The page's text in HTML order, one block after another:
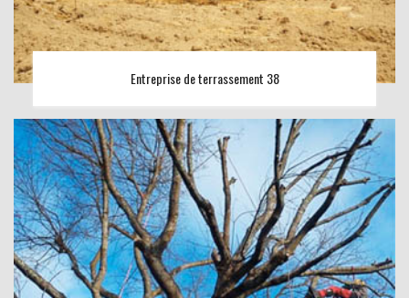
Entreprise de terrassement 38